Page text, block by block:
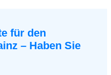
für den
– Haben Sie